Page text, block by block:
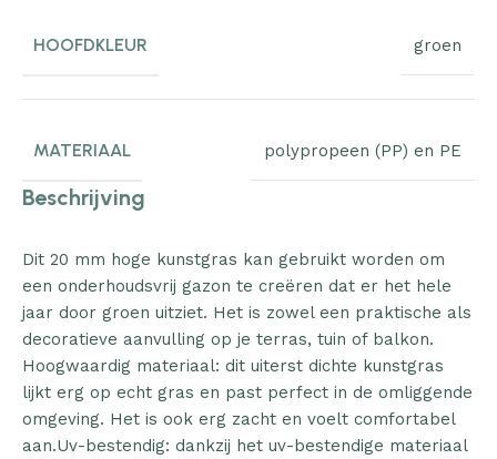
HOOFDKLEUR groen
MATERIAAL polypropeen (PP) en PE
Beschrijving
Dit 20 mm hoge kunstgras kan gebruikt worden om
een onderhoudsvrij gazon te creëren dat er het hele
jaar door groen uitziet. Het is zowel een praktische als
decoratieve aanvulling op je terras, tuin of balkon.
Hoogwaardig materiaal: dit uiterst dichte kunstgras
lijkt erg op echt gras en past perfect in de omliggende
omgeving. Het is ook erg zacht en voelt comfortabel
aan.Uv-bestendig: dankzij het uv-bestendige materiaal